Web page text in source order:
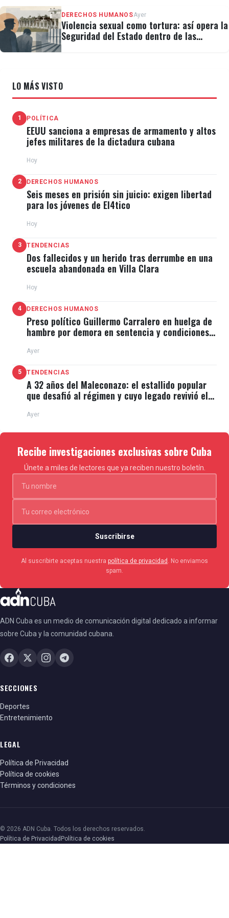
pesar de que presentó un certificado médico y su
tarjeta firmada diariamente.
"La jueza de ejecución y el jefe de la campaña donde
buena conducta. Ni a la jueza de ejecución, que es la
familiar.
El manifestante de las protestas
antigubernamentales de julio de 2021, condenado a
siete años de prisión, había sido excarcelado el 19 de
enero pasado, como parte de negociaciones del
régimen con el Vaticano,
200 presos políticos.
Desde el inicio del proceso de excarcelaciones y en
los meses siguientes,
presos políticos.
En febrero, un programa de la televisión estatal
cubana señaló que cualquier acción considerada
como un 'incumplimiento' de las condiciones
impuestas podría llevarlos nuevamente a prisión.
El vocero del régimen, Humberto López agregó que
dichas excarcelaciones no constituyen una amnistía y
que los beneficios tienen "requisitos que son también
son vigilados y citados para interrogatorios.
DERECHOS HUMANOSAyer
Violencia sexual como tortura: así opera la
Seguridad del Estado dentro de las
LO MÁS VISTO
1 POLÍTICA
EEUU sanciona a empresas de armamento y altos
jefes militares de la dictadura cubana
Hoy
2 DERECHOS HUMANOS
Seis meses en prisión sin juicio: exigen libertad
para los jóvenes de El4tico
Hoy
3 TENDENCIAS
Dos fallecidos y un herido tras derrumbe en una
escuela abandonada en Villa Clara
Hoy
4 DERECHOS HUMANOS
Preso político Guillermo Carralero en huelga de
hambre por demora en sentencia y condiciones
Ayer
5 TENDENCIAS
A 32 años del Maleconazo: el estallido popular
que desafió al régimen y cuyo legado revivió el
Ayer
Recibe investigaciones exclusivas sobre Cuba
Únete a miles de lectores que ya reciben nuestro boletín.
Suscribirse
Al suscribirte aceptas nuestra política de privacidad
. No enviamos
spam.
ADN Cuba es un medio de comunicación digital dedicado a informar
sobre Cuba y la comunidad cubana.
SECCIONES
Deportes
Entretenimiento
LEGAL
Política de Privacidad
Política de cookies
Términos y condiciones
© 2026 ADN Cuba. Todos los derechos reservados.
Política de Privacidad Política de cookies